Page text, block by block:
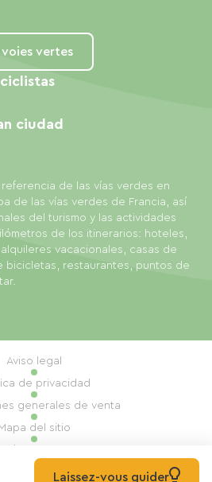
voies vertes
de las vías verdes en
de las vías verdes de Francia, así
del turismo y las actividades
de los itinerarios: hoteles,
vacacionales, casas de
bicicletas, restaurantes, puntos de
ciudad
Aviso legal
de privacidad
generales de venta
Mapa del sitio
Mill, Privas
Laissez-vous guider